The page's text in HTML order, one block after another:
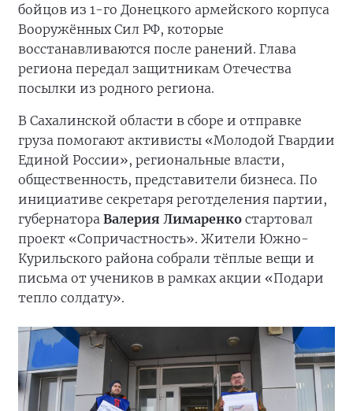
бойцов из 1-го Донецкого армейского корпуса
Вооружённых Сил РФ, которые
восстанавливаются после ранений. Глава
региона передал защитникам Отечества
посылки из родного региона.
В Сахалинской области в сборе и отправке
груза помогают активисты «Молодой Гвардии
Единой России», региональные власти,
общественность, представители бизнеса. По
инициативе секретаря реготделения партии,
губернатора Валерия Лимаренко стартовал
проект «Сопричастность». Жители Южно-
Курильского района собрали тёплые вещи и
письма от учеников в рамках акции «Подари
тепло солдату».